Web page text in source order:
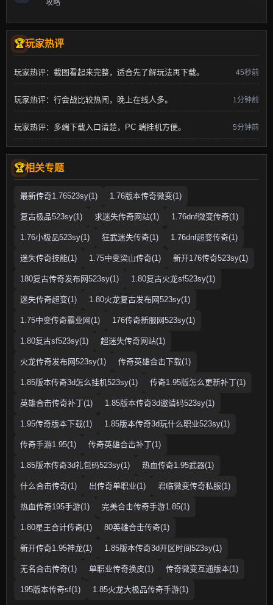
攻略
玩家热评
玩家热评：截图看起来完整，适合先了解玩法再下载。 45秒前
玩家热评：行会战比较热闹，晚上在线人多。 1分钟前
玩家热评：多端下载入口清楚，PC 端挂机方便。 5分钟前
相关专题
最新传奇1.76523sy(1) 1.76版本传奇微变(1)
复古极品523sy(1) 求迷失传奇网站(1) 1.76dnf微变传奇(1)
1.76小极品523sy(1) 狂武迷失传奇(1) 1.76dnf超变传奇(1)
迷失传奇技能(1) 1.75中变梁山传奇(1) 新开176传奇523sy(1)
180复古传奇发布网523sy(1) 1.80复古火龙sf523sy(1)
迷失传奇超变(1) 1.80火龙复古发布网523sy(1)
1.75中变传奇霸业网(1) 176传奇新服网523sy(1)
1.80复古sf523sy(1) 超迷失传奇网站(1)
火龙传奇发布网523sy(1) 传奇英雄合击下载(1)
1.85版本传奇3d怎么挂机523sy(1) 传奇1.95版怎么更新补丁(1)
英雄合击传奇补丁(1) 1.85版本传奇3d邀请码523sy(1)
1.95传奇版本下载(1) 1.85版本传奇3d玩什么职业523sy(1)
传奇手游1.95(1) 传奇英雄合击补丁(1)
1.85版本传奇3d礼包码523sy(1) 热血传奇1.95武器(1)
什么合击传奇(1) 出传奇单职业(1) 君临微变传奇私服(1)
热血传奇195手游(1) 完美合击传奇手游1.85(1)
1.80星王合计传奇(1) 80英雄合击传奇(1)
新开传奇1.95神龙(1) 1.85版本传奇3d开区时间523sy(1)
无名合击传奇(1) 单职业传奇换皮(1) 传奇微变互通版本(1)
195版本传奇sf(1) 1.85火龙大极品传奇手游(1)